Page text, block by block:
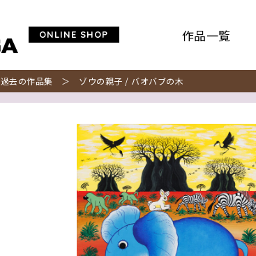
ONLINE SHOP 作品一覧
過去の作品集 ＞ ゾウの親子 / バオバブの木